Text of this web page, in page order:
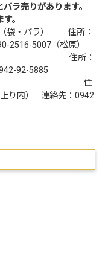
ラ売りがあります。
。
袋・バラ） 住所：
5007（松原）
（袋） 住所：
92-5885
場 （袋） 住
り内） 連絡先：0942